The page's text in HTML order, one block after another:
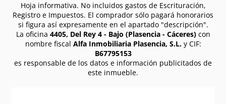
Hoja informativa. No incluidos gastos de Escrituración,
Registro e Impuestos. El comprador sólo pagará honorarios
si figura así expresamente en el apartado "descripción".
La oficina 4405, Del Rey 4 - Bajo (Plasencia - Cáceres)con
nombre fiscal Alfa Inmobiliaria Plasencia, S.L.y CIF:
B67795153
es responsable de los datos e información publicitados de
este inmueble.